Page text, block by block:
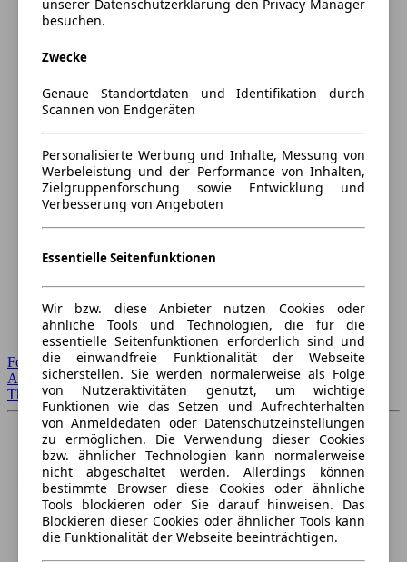
Forum Startseite
Alle Auto-Foren
Themen-Forum
unserer Datenschutzerklärung den Privacy Manager
besuchen.
Zwecke
Genaue Standortdaten und Identifikation durch
Scannen von Endgeräten
Personalisierte Werbung und Inhalte, Messung von
Werbeleistung und der Performance von Inhalten,
Zielgruppenforschung sowie Entwicklung und
Verbesserung von Angeboten
Essentielle Seitenfunktionen
Wir bzw. diese Anbieter nutzen Cookies oder
ähnliche Tools und Technologien, die für die
essentielle Seitenfunktionen erforderlich sind und
die einwandfreie Funktionalität der Webseite
sicherstellen. Sie werden normalerweise als Folge
von Nutzeraktivitäten genutzt, um wichtige
Funktionen wie das Setzen und Aufrechterhalten
von Anmeldedaten oder Datenschutzeinstellungen
zu ermöglichen. Die Verwendung dieser Cookies
bzw. ähnlicher Technologien kann normalerweise
nicht abgeschaltet werden. Allerdings können
bestimmte Browser diese Cookies oder ähnliche
Tools blockieren oder Sie darauf hinweisen. Das
Blockieren dieser Cookies oder ähnlicher Tools kann
die Funktionalität der Webseite beeinträchtigen.